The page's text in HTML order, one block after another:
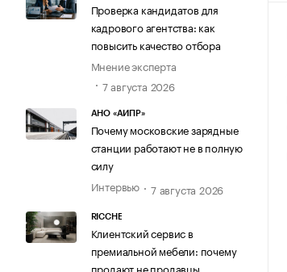
Проверка кандидатов для
кадрового агентства: как
повысить качество отбора
Мнение эксперта
7 августа 2026
АНО «АИПР»
Почему московские зарядные
станции работают не в полную
силу
Интервью
7 августа 2026
RICCHE
Клиентский сервис в
премиальной мебели: почему
продают не продавцы